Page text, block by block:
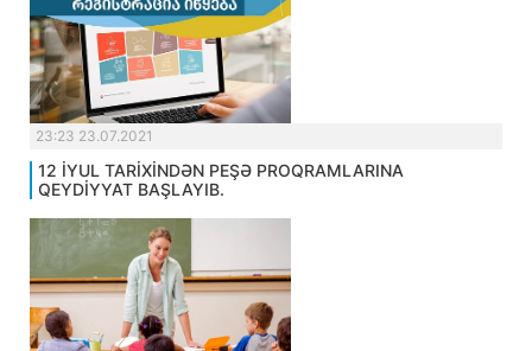
23:23 23.07.2021
12 İYUL TARİXİNDƏN PEŞƏ PROQRAMLARINA
QEYDİYYAT BAŞLAYIB.